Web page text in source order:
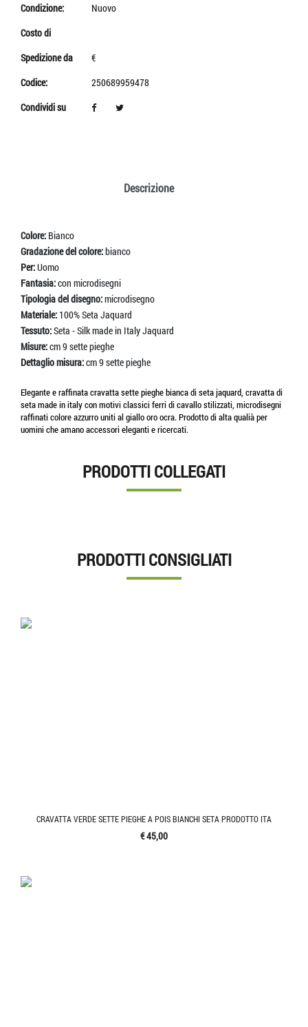
Condizione:
Nuovo
Costo di
Spedizione da
€
Codice:
250689959478
Condividi su
Descrizione
Colore: Bianco
Gradazione del colore:bianco
Per:Uomo
Fantasia:con microdisegni
Tipologia del disegno:microdisegno
Materiale: 100% Seta Jaquard
Tessuto:Seta - Silk made in Italy Jaquard
Misure:cm 9 sette pieghe
Dettaglio misura:cm 9 sette pieghe
Elegante e raffinata cravatta sette pieghe bianca di seta jaquard, cravatta di
seta made in italy con motivi classici ferri di cavallo stilizzati, microdisegni
raffinati colore azzurro uniti al giallo oro ocra. Prodotto di alta qualià per
uomini che amano accessori eleganti e ricercati.
PRODOTTI COLLEGATI
PRODOTTI CONSIGLIATI
CRAVATTA VERDE SETTE PIEGHE A POIS BIANCHI SETA PRODOTTO ITA
€ 45,00